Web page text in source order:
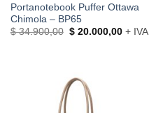
Portanotebook Puffer Ottawa
Chimola – BP65
$34.900,00 El
$20.000,00El
+ IVA